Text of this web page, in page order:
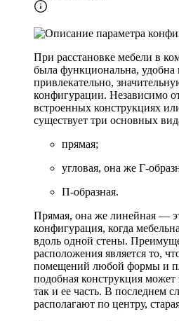
При расстановке мебели в
была функциональна, удобна
привлекательно,
конфигурации. Независимо
встроенных конструкциях
существует три основных
прямая;
угловая, она же Г-
П-образная.
Прямая, она же линейная —
конфигурация, когда
вдоль одной стены.
расположения является то,
помещений любой формы и
подобная конструкция может
так и ее часть. В последнем
располагают по центру,